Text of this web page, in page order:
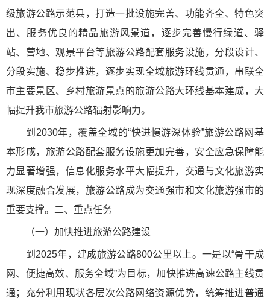
级旅游公路示范县，打造一批设施完善、功能齐全、特色突
出、服务优良的精品旅游风景道，逐步完善慢行绿道、驿
站、营地、观景平台等旅游公路配套服务设施，分段设计、
分段实施、稳步推进，逐步实现全域旅游环线贯通，串联全
市主要景区、乡村旅游景点的旅游公路大环线基本建成，大
幅提升我市旅游公路辐射影响力。
到2030年，覆盖全域的“快进慢游深体验”旅游公路网基
本形成，旅游公路配套服务设施更加完善，安全应急保障能
力显著增强，信息化服务水平大幅提升，交通与文化旅游实
现深度融合发展，旅游公路成为交通强市和文化旅游强市的
重要支撑。二、重点任务
（一）加快推进旅游公路建设
到2025年，建成旅游公路800公里以上。一是以“骨干成
网、便捷高效、服务全域”为目标，加快推进高速公路主线贯
通；充分利用现状各层次公路网络资源优势，统筹推进普通